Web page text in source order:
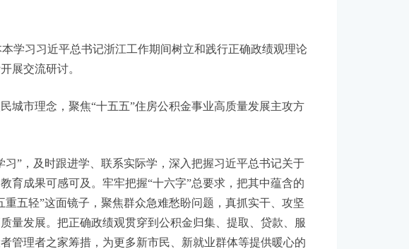
习习近平总书记浙江工作期间树立和践行正确政绩观理论
展交流研讨。
市理念，聚焦“十五五”住房公积金事业高质量发展主攻方
”，及时跟进学、联系实际学，深入把握习近平总书记关于
育成果可感可及。牢牢把握“十六字”总要求，把其中蕴含的
五轻”这面镜子，聚焦群众急难愁盼问题，真抓实干、攻坚
量发展。把正确政绩观贯穿到公积金归集、提取、贷款、服
管理者之家筹措，为更多新市民、新就业群体等提供暖心的